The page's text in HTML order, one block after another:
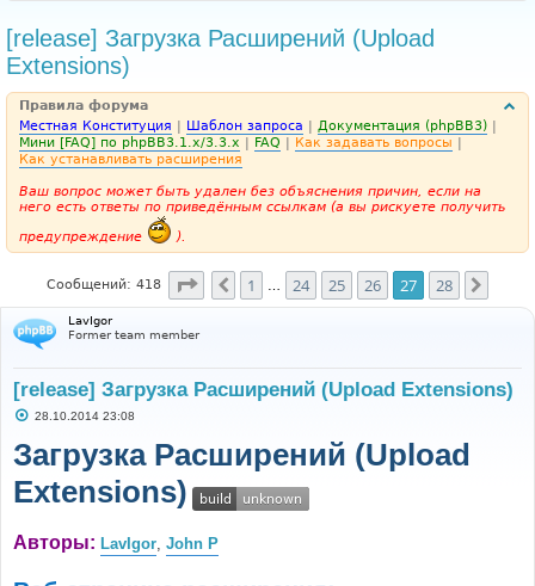
[release] Загрузка Расширений (Upload
Extensions)
Правила форума
Местная Конституция | Шаблон запроса | Документация (phpBB3) |
Мини [FAQ] по phpBB3.1.x/3.3.x | FAQ | Как задавать вопросы |
Как устанавливать расширения
Ваш вопрос может быть удален без объяснения причин, если на
него есть ответы по приведённым ссылкам (а вы рискуете получить
предупреждение
).
Сообщений: 418 Страница27 из 28
Пред.
1 24 25 26 27 28
LavIgor
Former team member
[release] Загрузка Расширений (Upload Extensions)
С
б
е
н
28.10.2014 23:08
Загрузка Расширений (Upload
Extensions)
Авторы: LavIgor, John P